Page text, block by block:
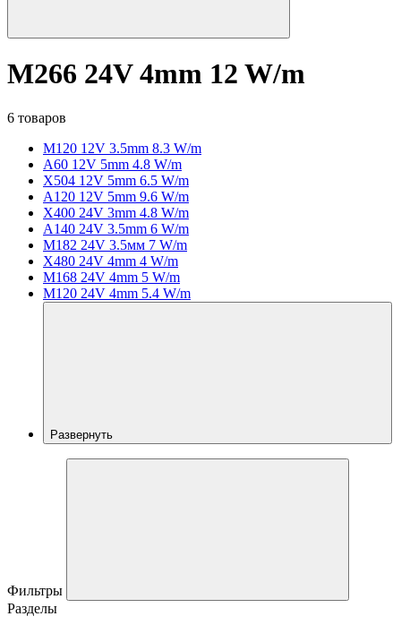
M266 24V 4mm 12 W/m
6 товаров
M120 12V 3.5mm 8.3 W/m
A60 12V 5mm 4.8 W/m
X504 12V 5mm 6.5 W/m
A120 12V 5mm 9.6 W/m
X400 24V 3mm 4.8 W/m
A140 24V 3.5mm 6 W/m
M182 24V 3.5мм 7 W/m
X480 24V 4mm 4 W/m
M168 24V 4mm 5 W/m
M120 24V 4mm 5.4 W/m
Развернуть
Фильтры
Разделы